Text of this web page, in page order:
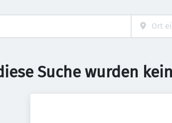
Suche wurden